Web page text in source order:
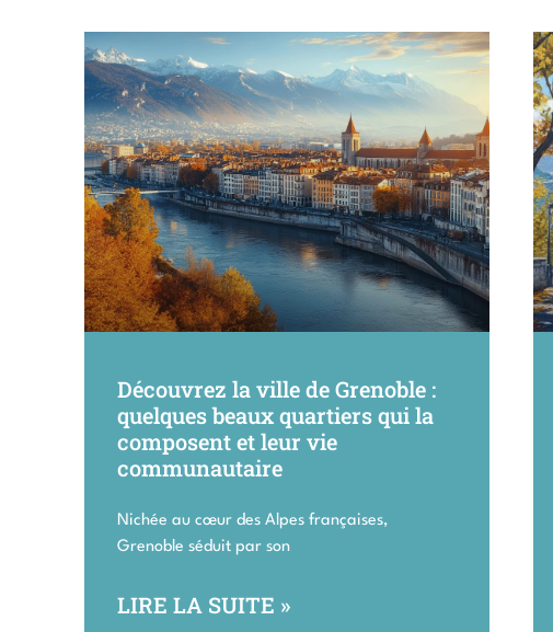
Découvrez la ville de Grenoble :
quelques beaux quartiers qui la
composent et leur vie
communautaire
Nichée au cœur des Alpes françaises,
Grenoble séduit par son
LIRE LA SUITE »